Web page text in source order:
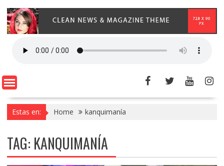
Estas en: Home kanquimanía
TAG: KANQUIMANÍA